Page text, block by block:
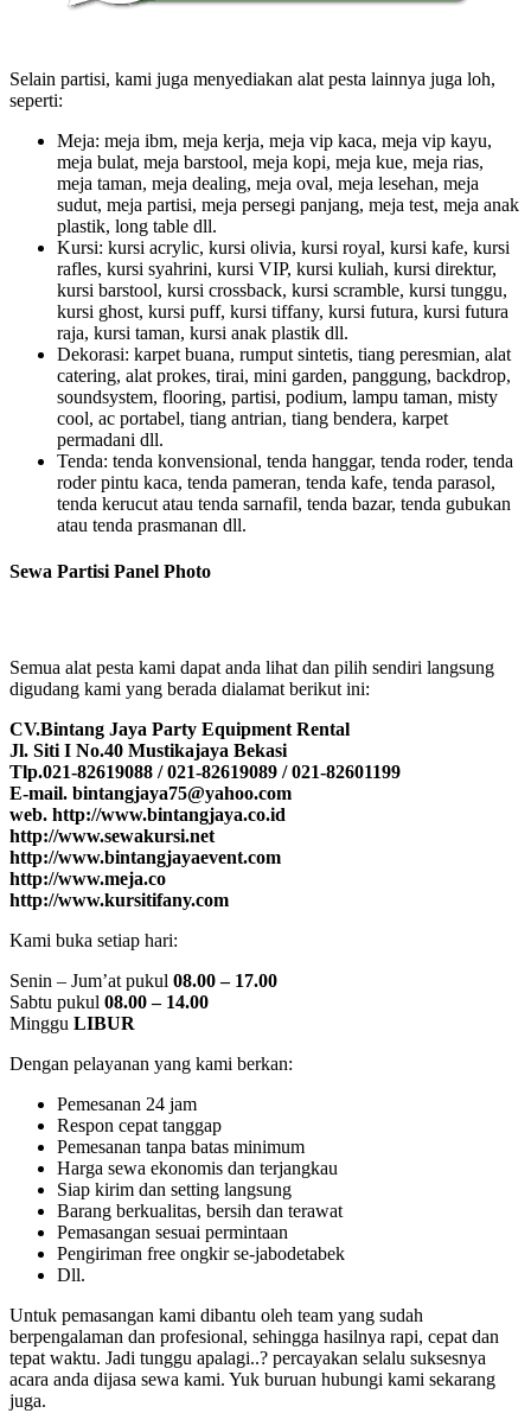
Selain partisi, kami juga menyediakan alat pesta lainnya juga loh,
seperti:
Meja: meja ibm, meja kerja, meja vip kaca, meja vip kayu,
meja bulat, meja barstool, meja kopi, meja kue, meja rias,
meja taman, meja dealing, meja oval, meja lesehan, meja
sudut, meja partisi, meja persegi panjang, meja test, meja anak
plastik, long table dll.
Kursi: kursi acrylic, kursi olivia, kursi royal, kursi kafe, kursi
rafles, kursi syahrini, kursi VIP, kursi kuliah, kursi direktur,
kursi barstool, kursi crossback, kursi scramble, kursi tunggu,
kursi ghost, kursi puff, kursi tiffany, kursi futura, kursi futura
raja, kursi taman, kursi anak plastik dll.
Dekorasi: karpet buana, rumput sintetis, tiang peresmian, alat
catering, alat prokes, tirai, mini garden, panggung, backdrop,
soundsystem, flooring, partisi, podium, lampu taman, misty
cool, ac portabel, tiang antrian, tiang bendera, karpet
permadani dll.
Tenda: tenda konvensional, tenda hanggar, tenda roder, tenda
roder pintu kaca, tenda pameran, tenda kafe, tenda parasol,
tenda kerucut atau tenda sarnafil, tenda bazar, tenda gubukan
atau tenda prasmanan dll.
Sewa Partisi Panel Photo
Semua alat pesta kami dapat anda lihat dan pilih sendiri langsung
digudang kami yang berada dialamat berikut ini:
CV.Bintang Jaya Party Equipment Rental
Jl. Siti I No.40 Mustikajaya Bekasi
Tlp.021-82619088 / 021-82619089 / 021-82601199
E-mail. bintangjaya75@yahoo.com
web. http://www.bintangjaya.co.id
http://www.sewakursi.net
http://www.bintangjayaevent.com
http://www.meja.co
http://www.kursitifany.com
Kami buka setiap hari:
Senin – Jum’at pukul 08.00 – 17.00
Sabtu pukul 08.00 – 14.00
Minggu LIBUR
Dengan pelayanan yang kami berkan:
Pemesanan 24 jam
Respon cepat tanggap
Pemesanan tanpa batas minimum
Harga sewa ekonomis dan terjangkau
Siap kirim dan setting langsung
Barang berkualitas, bersih dan terawat
Pemasangan sesuai permintaan
Pengiriman free ongkir se-jabodetabek
Dll.
Untuk pemasangan kami dibantu oleh team yang sudah
berpengalaman dan profesional, sehingga hasilnya rapi, cepat dan
tepat waktu. Jadi tunggu apalagi..? percayakan selalu suksesnya
acara anda dijasa sewa kami. Yuk buruan hubungi kami sekarang
juga.